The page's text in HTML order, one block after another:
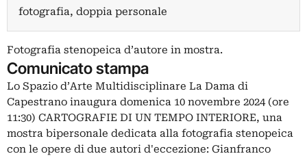
fotografia, doppia personale
Fotografia stenopeica d’autore in mostra.
Comunicato stampa
Lo Spazio d’Arte Multidisciplinare La Dama di
Capestrano inaugura domenica 10 novembre 2024 (ore
11:30) CARTOGRAFIE DI UN TEMPO INTERIORE, una
mostra bipersonale dedicata alla fotografia stenopeica
con le opere di due autori d'eccezione: Gianfranco